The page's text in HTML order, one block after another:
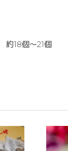
約18個～21個